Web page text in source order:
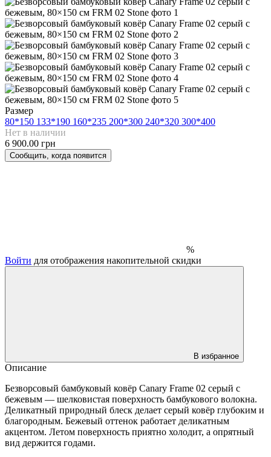
Размер
80*150 133*190 160*235 200*300 240*320 300*400
Нет в наличии
6 900.00 грн
Сообщить, когда появится
%
Войти для отображения накопительной скидки
В избранное
Описание
Безворсовый бамбуковый ковёр Canary Frame 02 серый с
бежевым — шелковистая поверхность бамбукового волокна.
Деликатный природный блеск делает серый ковёр глубоким и
благородным. Бежевый оттенок работает деликатным
акцентом. Летом поверхность приятно холодит, а опрятный
вид держится годами.